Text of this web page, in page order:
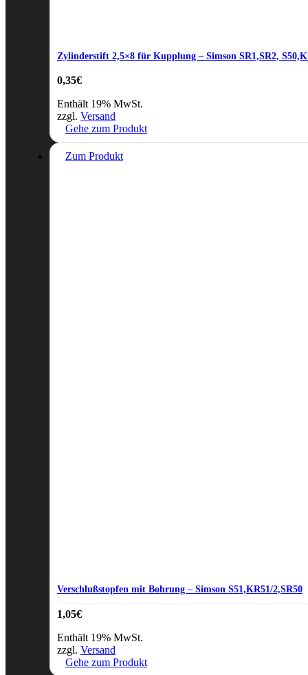
Zylinderstift 2,5×8 für Kupplung – Simson SR1,SR2,
0,35€
Enthält 19% MwSt.
zzgl. Versand
Gehe zum Produkt
Zum Produkt
Verschlußstopfen mit Bohrung – Simson S51,KR51/2,SR50
1,05€
Enthält 19% MwSt.
zzgl. Versand
Gehe zum Produkt